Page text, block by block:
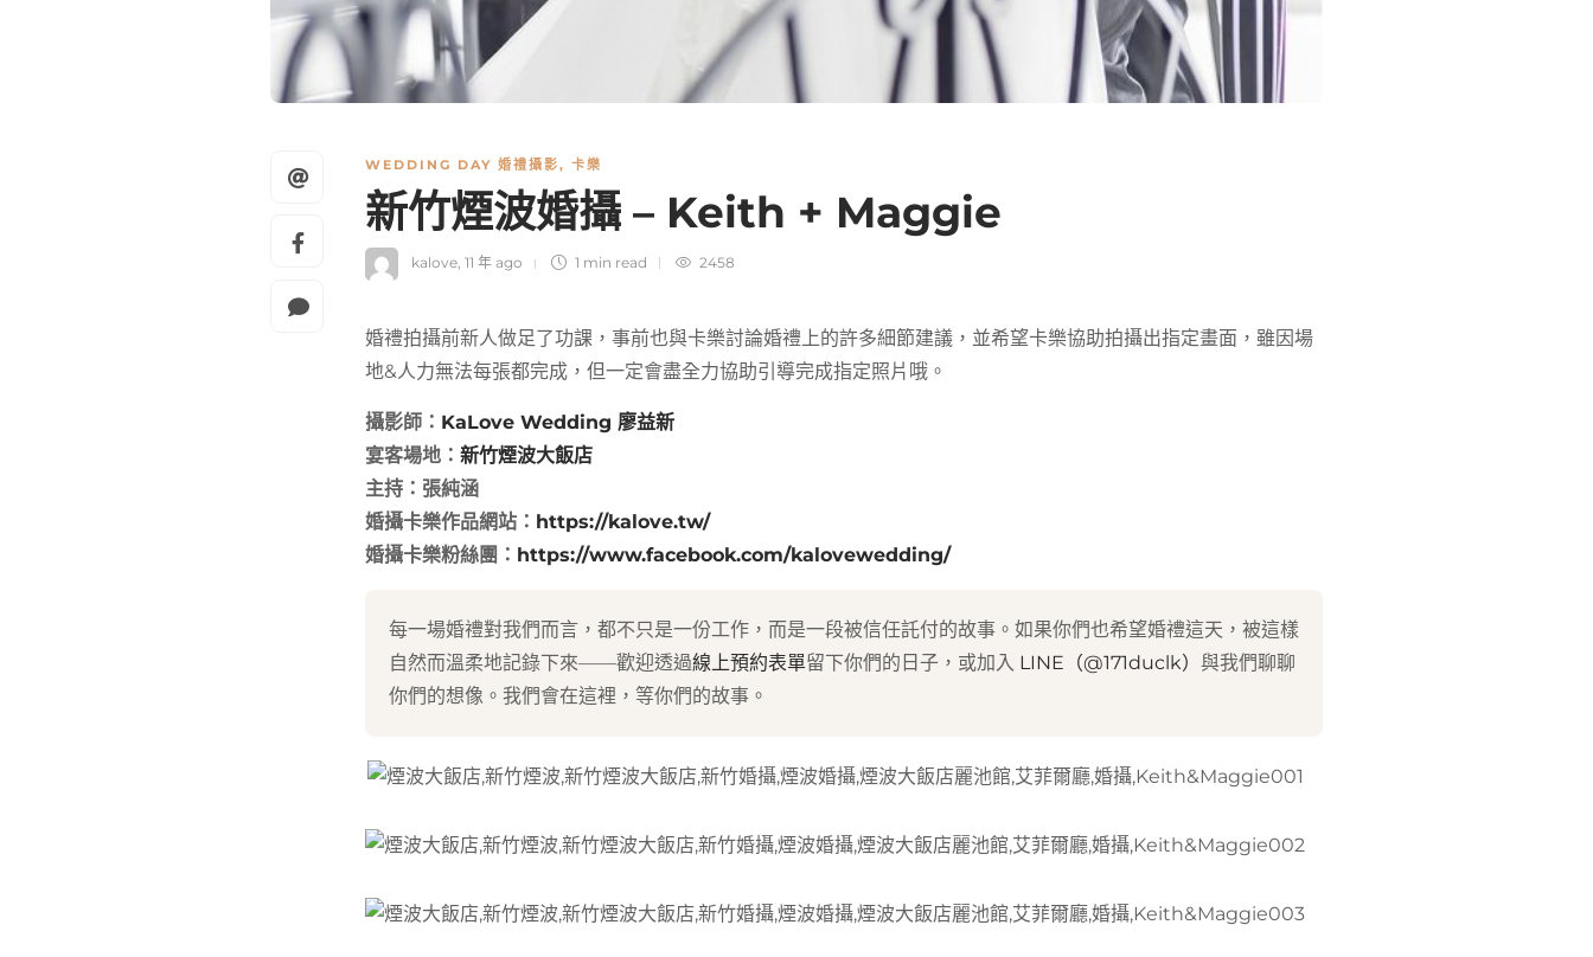
WEDDING DAY 婚禮攝影, 卡樂
新竹煙波婚攝 – Keith + Maggie
kalove 11 年 ago 1 min read 2458
婚禮拍攝前新人做足了功課，事前也與卡樂討論婚禮上的許多細節建議，並希望卡樂協助拍攝出指定畫面，雖因場
地&人力無法每張都完成，但一定會盡全力協助引導完成指定照片哦。
攝影師： KaLove Wedding 廖益新
宴客場地： 新竹煙波大飯店
主持：張純涵
婚攝卡樂作品網站： https://kalove.tw/
婚攝卡樂粉絲團： https://www.facebook.com/kalovewedding/
每一場婚禮對我們而言，都不只是一份工作，而是一段被信任託付的故事。如果你們也希望婚禮這天，被這樣
自然而溫柔地記錄下來——歡迎透過線上預約表單留下你們的日子，或加入 LINE（@171duclk） 與我們聊聊
你們的想像。我們會在這裡，等你們的故事。